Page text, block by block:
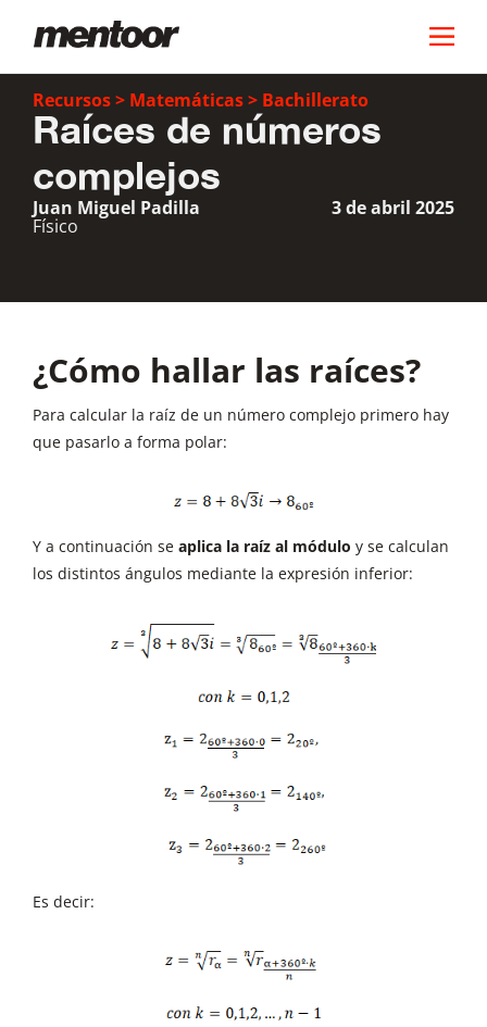
Recursos> Matemáticas> Bachillerato
Raíces de números
complejos
Juan Miguel Padilla
Físico
3 de abril 2025
¿Cómo hallar las raíces?
Para calcular la raíz de un número complejo primero hay
que pasarlo a forma polar:
Y a continuación se aplica la raíz al módulo y se calculan
los distintos ángulos mediante la expresión inferior:
Es decir: